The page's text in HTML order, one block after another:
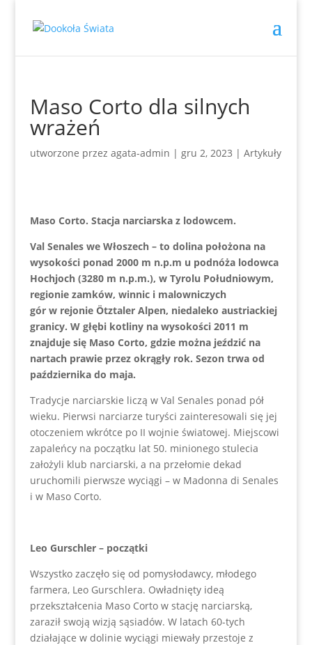
Maso Corto dla silnych
wrażeń
utworzone przez agata-admin | gru 2, 2023 | Artykuły
Maso Corto. Stacja narciarska z lodowcem.
Val Senales we Włoszech – to dolina położona na
wysokości ponad 2000 m n.p.m u podnóża lodowca
Hochjoch (3280 m n.p.m.), w Tyrolu Południowym,
regionie zamków, winnic i malowniczych
gór w rejonie Ötztaler Alpen, niedaleko austriackiej
granicy. W głębi kotliny na wysokości 2011 m
znajduje się Maso Corto, gdzie można jeździć na
nartach prawie przez okrągły rok. Sezon trwa od
października do maja.
Tradycje narciarskie liczą w Val Senales ponad pół
wieku. Pierwsi narciarze turyści zainteresowali się jej
otoczeniem wkrótce po II wojnie światowej. Miejscowi
zapaleńcy na początku lat 50. minionego stulecia
założyli klub narciarski, a na przełomie dekad
uruchomili pierwsze wyciągi – w Madonna di Senales
i w Maso Corto.
Leo Gurschler – początki
Wszystko zaczęło się od pomysłodawcy, młodego
farmera, Leo Gurschlera. Owładnięty ideą
przekształcenia Maso Corto w stację narciarską,
zaraził swoją wizją sąsiadów. W latach 60-tych
działające w dolinie wyciągi miewały przestoje z